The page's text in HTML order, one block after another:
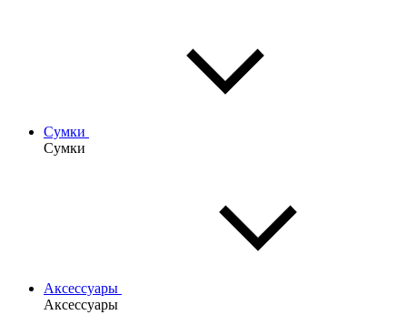
Сумки
Сумки
Аксессуары
Аксессуары